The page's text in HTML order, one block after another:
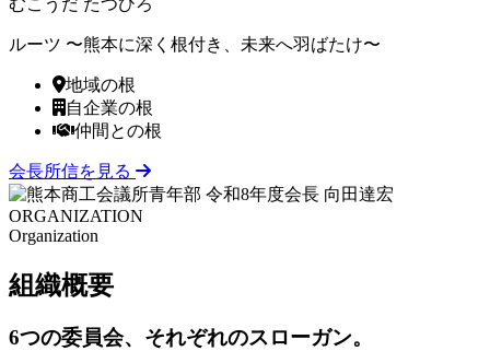
ルーツ 〜熊本に深く根付き、未来へ羽ばたけ〜
地域の根
自企業の根
仲間との根
会長所信を見る
ORGANIZATION
Organization
組織概要
6つの委員会、それぞれのスローガン。